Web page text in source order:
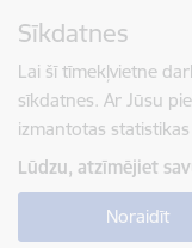
Sīkdatnes
Lai šī tīmekļvietne
sīkdatnes. Ar Jūsu
izmantotas
Lūdzu, atzīmējiet
Noraidīt